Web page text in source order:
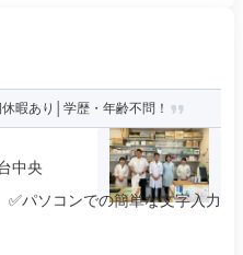
暇あり│学歴・年齢不問！
中央
パソコンでの簡単な文字入力